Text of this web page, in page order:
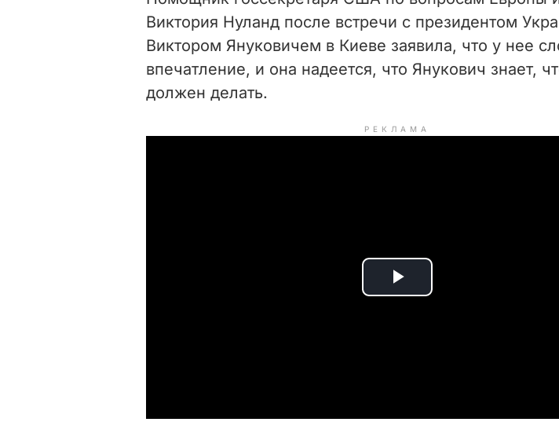
Виктория Нуланд после встречи с президентом
Виктором Януковичем в Киеве заявила, что у нее
впечатление, и она надеется, что Янукович знает,
должен делать.
РЕКЛАМА
P